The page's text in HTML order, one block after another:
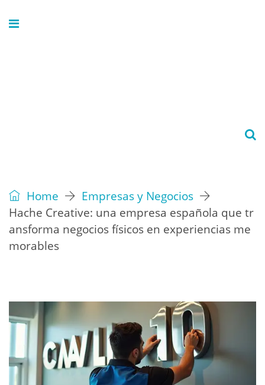
Home
Empresas y Negocios
Hache Creative: una empresa española que tr
ansforma negocios físicos en experiencias me
morables